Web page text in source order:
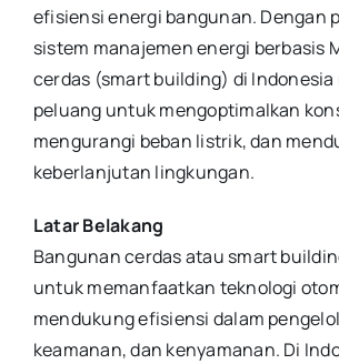
efisiensi energi bangunan. Dengan
sistem manajemen energi berbasis
cerdas (smart building) di Indonesia
peluang untuk mengoptimalkan
mengurangi beban listrik, dan
keberlanjutan lingkungan.
Latar Belakang
Bangunan cerdas atau smart
untuk memanfaatkan teknologi
mendukung efisiensi dalam
keamanan, dan kenyamanan. Di